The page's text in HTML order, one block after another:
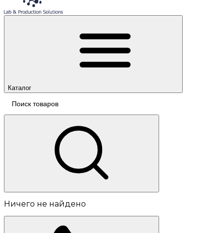
Каталог
Ничего не найдено